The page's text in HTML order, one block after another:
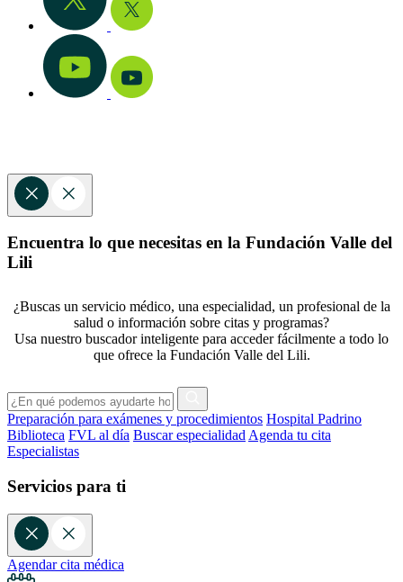
Encuentra lo que necesitas en la Fundación Valle del
Lili
¿Buscas un servicio médico, una especialidad, un profesional de la
salud o información sobre citas y programas?
Usa nuestro buscador inteligente para acceder fácilmente a todo lo
que ofrece la Fundación Valle del Lili.
Preparación para exámenes y procedimientos Hospital Padrino
Biblioteca FVL al día Buscar especialidad Agenda tu cita
Especialistas
Servicios para ti
Agendar cita médica